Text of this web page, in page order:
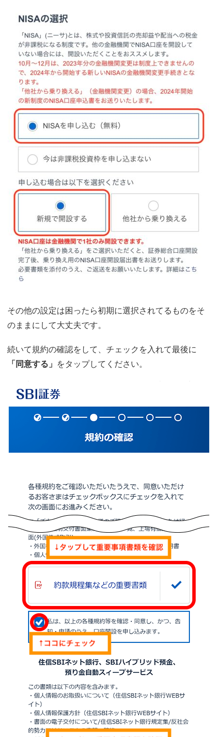
その他の設定は困ったら初期に選択されてるものをそ
のままにして大丈夫です。
続いて規約の確認をして、チェックを入れて最後に
「同意する」 をタップしてください。